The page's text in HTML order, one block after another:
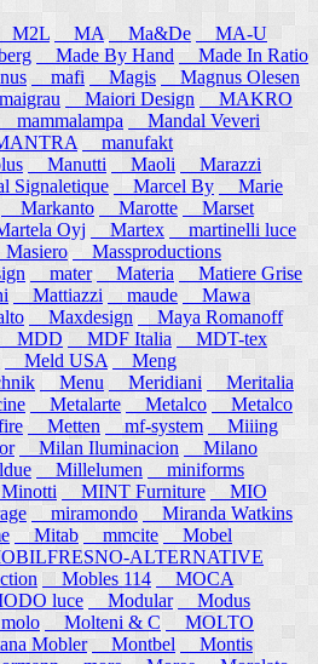
M2L MA Ma&De
MA-U
Made By Hand
Made In Ratio
mafi Magis
Magnus Olesen
Maiori Design
MAKRO
mammalampa
Mandal Veveri
manufakt
Manutti Maoli
Marazzi
Signaletique Marcel By
Marie
Markanto Marotte
Marset
Oyj Martex
martinelli luce
Massproductions
mater Materia
Matiere Grise
Mattiazzi maude
Mawa
Maxdesign
Maya Romanoff
MDD MDF Italia
MDT-tex
Meld USA
Meng
Menu Meridiani
Meritalia
Metalarte Metalco
Metalco
Metten mf-system
Miiing
Milan Iluminacion
Milano
Millelumen
miniforms
MINT Furniture
MIO
miramondo
Miranda Watkins
Mitab mmcite
Mobel
ALTERNATIVE
Mobles 114
MOCA
luce Modular
Modus
Molteni & C
MOLTO
Mobler Montbel
Montis